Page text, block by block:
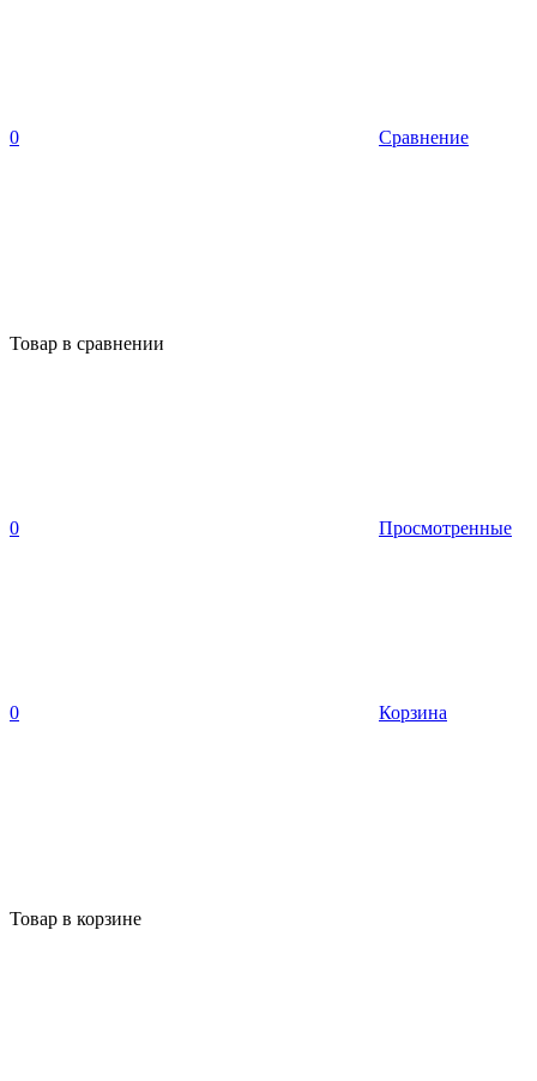
0 Сравнение
Товар в сравнении
0 Просмотренные
0 Корзина
Товар в корзине